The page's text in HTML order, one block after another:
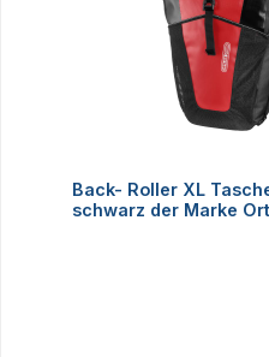
Back- Roller XL
schwarz der Marke